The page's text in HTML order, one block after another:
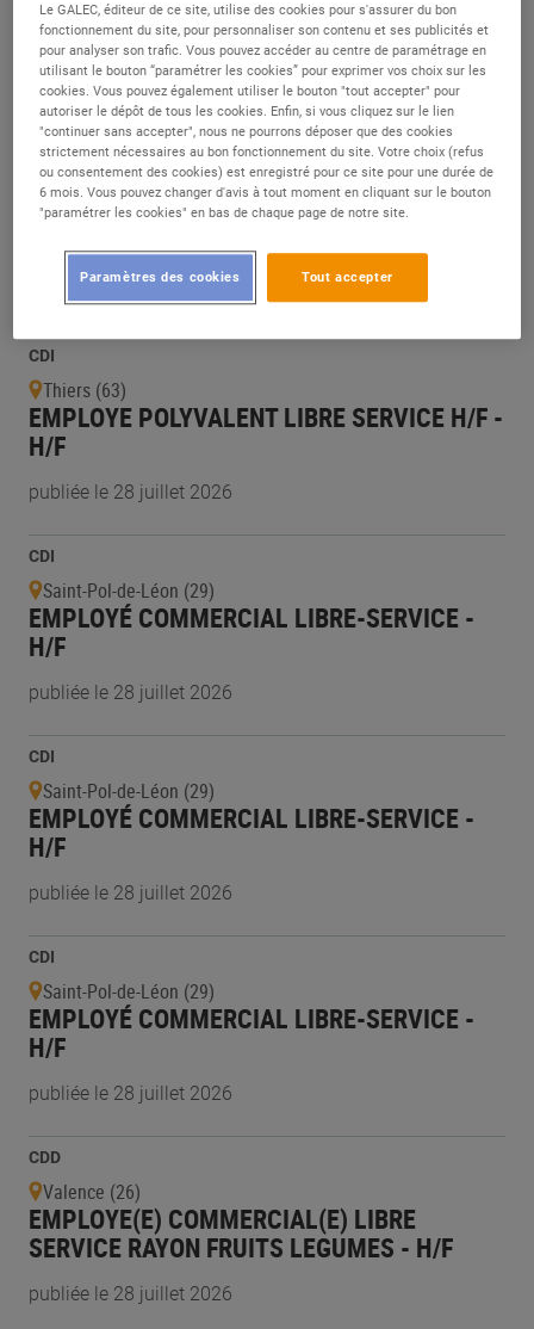
Surgères (17)
EMPLOYE LIBRE-SERVICE - H/F
publiée le 29 juillet 2026
CDI
Châteaubriant (44)
EMPLOYE(E) COMMERCIAL(E) RAYON
CHARCUTERIE LIBRE SERVICE - H/F
CDI
Thiers (63)
EMPLOYE POLYVALENT LIBRE SERVICE H/F -
H/F
publiée le 28 juillet 2026
CDI
Saint-Pol-de-Léon (29)
EMPLOYÉ COMMERCIAL LIBRE-SERVICE -
H/F
publiée le 28 juillet 2026
CDI
Saint-Pol-de-Léon (29)
EMPLOYÉ COMMERCIAL LIBRE-SERVICE -
H/F
publiée le 28 juillet 2026
CDI
Saint-Pol-de-Léon (29)
EMPLOYÉ COMMERCIAL LIBRE-SERVICE -
H/F
publiée le 28 juillet 2026
CDD
Valence (26)
EMPLOYE(E) COMMERCIAL(E) LIBRE
SERVICE RAYON FRUITS LEGUMES - H/F
publiée le 28 juillet 2026
Le GALEC, éditeur de ce site, utilise des cookies pour s'assurer du bon
fonctionnement du site, pour personnaliser son contenu et ses publicités et
pour analyser son trafic. Vous pouvez accéder au centre de paramétrage en
utilisant le bouton “paramétrer les cookies” pour exprimer vos choix sur les
cookies. Vous pouvez également utiliser le bouton "tout accepter" pour
autoriser le dépôt de tous les cookies. Enfin, si vous cliquez sur le lien
"continuer sans accepter", nous ne pourrons déposer que des cookies
strictement nécessaires au bon fonctionnement du site. Votre choix (refus
ou consentement des cookies) est enregistré pour ce site pour une durée de
6 mois. Vous pouvez changer d'avis à tout moment en cliquant sur le bouton
"paramétrer les cookies" en bas de chaque page de notre site.
Tout accepter
Paramètres des cookies